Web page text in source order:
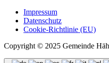
Impressum
Datenschutz
Cookie-Richtlinie (EU)
Copyright © 2025 Gemeinde